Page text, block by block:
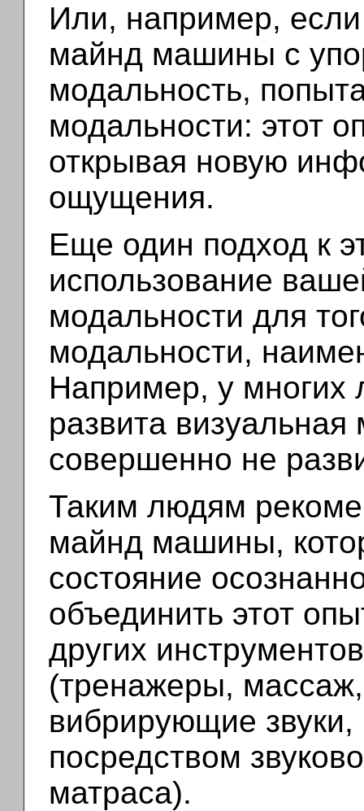
Или, например,
майнд машины с
модальность,
модальности: этот
открывая новую
ощущения.
Еще один подход к
использование
модальности для
модальности,
Например, у многих
развита
совершенно не
Таким людям
майнд машины,
состояние
объединить этот
других
(тренажеры,
вибрирующие
посредством
матраса).